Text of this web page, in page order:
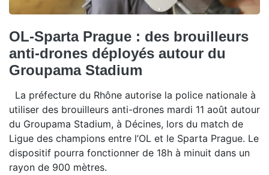
OL-Sparta Prague : des brouilleurs
anti-drones déployés autour du
Groupama Stadium
La préfecture du Rhône autorise la police nationale à
utiliser des brouilleurs anti-drones mardi 11 août autour
du Groupama Stadium, à Décines, lors du match de
Ligue des champions entre l’OL et le Sparta Prague. Le
dispositif pourra fonctionner de 18h à minuit dans un
rayon de 900 mètres.